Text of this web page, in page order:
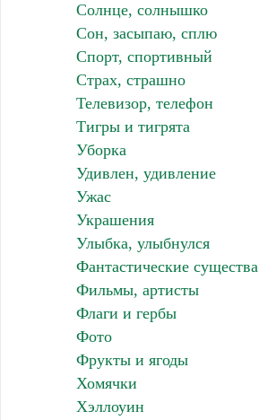
Солнце, солнышко
Сон, засыпаю, сплю
Спорт, спортивный
Страх, страшно
Телевизор, телефон
Тигры и тигрята
Уборка
Удивлен, удивление
Ужас
Украшения
Улыбка, улыбнулся
Фантастические существа
Фильмы, артисты
Флаги и гербы
Фото
Фрукты и ягоды
Хомячки
Хэллоуин